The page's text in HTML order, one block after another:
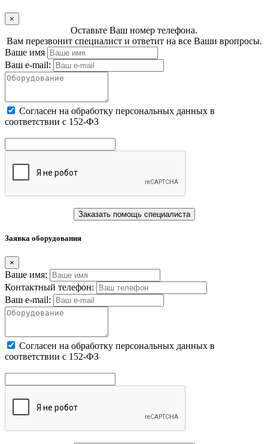
×
Оставьте Ваш номер телефона.
Вам перезвонит специалист и ответит на все Ваши вропросы.
Ваше имя
Ваш e-mail:
Cогласен на обработку персональных данных в
соответствии с 152-ФЗ
Заказать помощь специалиста
Заявка оборудования
×
Ваше имя:
Контактный телефон:
Ваш e-mail:
Cогласен на обработку персональных данных в
соответствии с 152-ФЗ